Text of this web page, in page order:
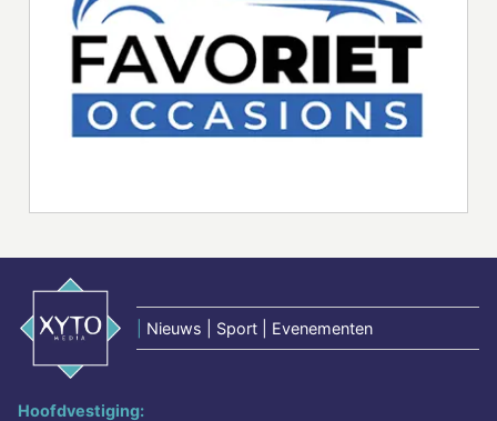
Nieuws | Sport | Evenementen
Hoofdvestiging: